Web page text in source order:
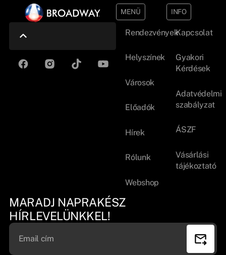
MENÜ
Rendezvények
Helyszínek
Városok
Előadók
Hírek
Rólunk
Webshop
INFO
Kapcsolat
Gyakori
Kérdések
Adatvédelmi
szabályzat
ÁSZF
Vásárlási
tájékoztató
MARADJ NAPRAKÉSZ
HÍRLEVELÜNKKEL!